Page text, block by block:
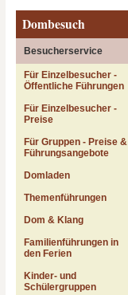
Dombesuch
Besucherservice
Für Einzelbesucher -
Öffentliche Führungen
Für Einzelbesucher -
Preise
Für Gruppen - Preise &
Führungsangebote
Domladen
Themenführungen
Dom & Klang
Familienführungen in
den Ferien
Kinder- und
Schülergruppen